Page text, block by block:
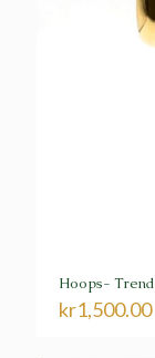
Hoops- Trend
kr1,500.00